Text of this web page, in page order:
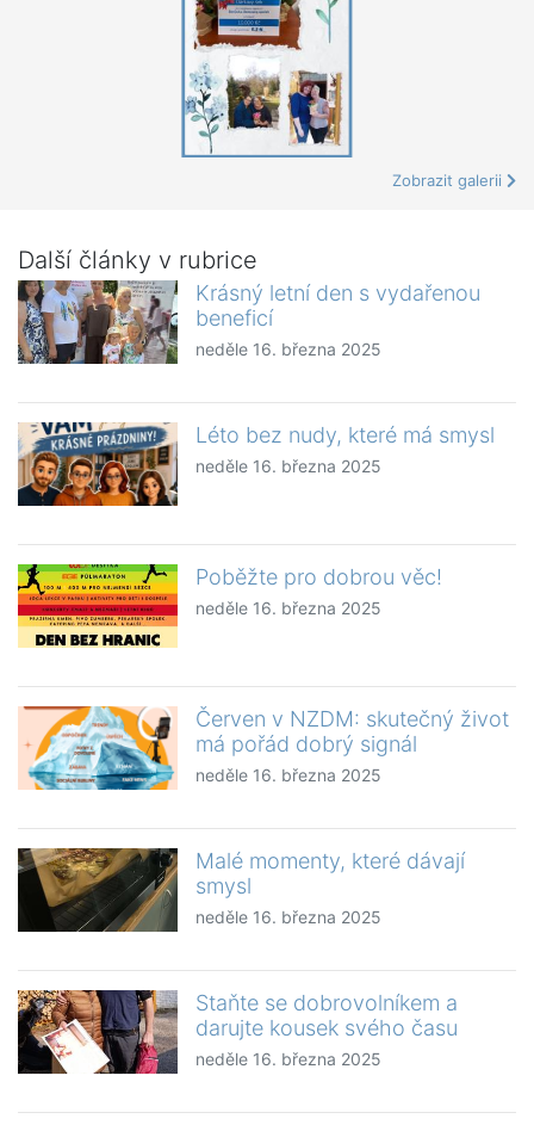
Zobrazit galerii
Další články v rubrice
Krásný letní den s vydařenou
beneficí
neděle 16. března 2025
Léto bez nudy, které má smysl
neděle 16. března 2025
Poběžte pro dobrou věc!
neděle 16. března 2025
Červen v NZDM: skutečný život
má pořád dobrý signál
neděle 16. března 2025
Malé momenty, které dávají
smysl
neděle 16. března 2025
Staňte se dobrovolníkem a
darujte kousek svého času
neděle 16. března 2025